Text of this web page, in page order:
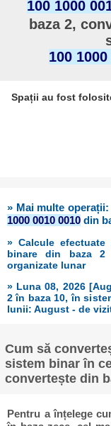
100 1000
baza 2,
100
Spații au fost
» Mai multe
1000 0010 0010 din
» Calcule
binare din baza 2
organizate lunar
» Luna 08, 2026
2 în baza 10, în
lunii: August - de
Cum să
sistem binar în
convertește din
Pentru a înțelege